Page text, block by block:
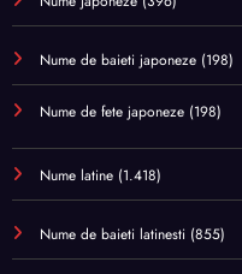
Nume de baieti japoneze (198)
Nume de fete japoneze (198)
Nume latine (1.418)
Nume de baieti latinesti (855)